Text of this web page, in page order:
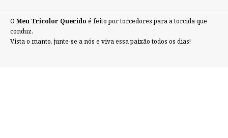
O Meu Tricolor Querido é feito por torcedores para a torcida que
conduz.
Vista o manto, junte-se a nós e viva essa paixão todos os dias!